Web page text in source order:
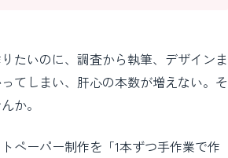
たいのに、調査から執筆、デザインま
てしまい、肝心の本数が増えない。そ
か。
ペーパー制作を「1本ずつ手作業で作